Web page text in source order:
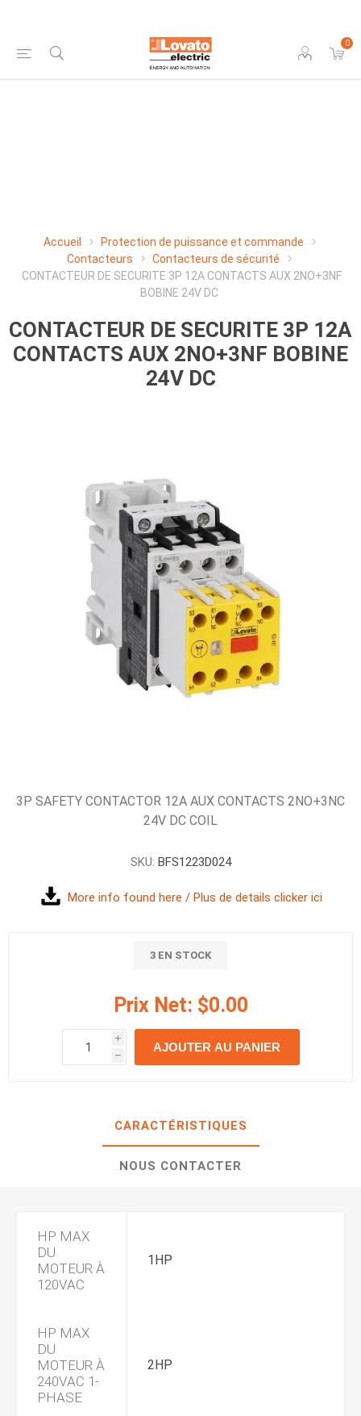
0
Accueil
Protection de puissance et commande
Contacteurs
Contacteurs de sécurité
CONTACTEUR DE SECURITE 3P 12A CONTACTS AUX 2NO+3NF
BOBINE 24V DC
CONTACTEUR DE SECURITE 3P 12A
CONTACTS AUX 2NO+3NF BOBINE
24V DC
3P SAFETY CONTACTOR 12A AUX CONTACTS 2NO+3NC
24V DC COIL
SKU: BFS1223D024
More info found here / Plus de details clicker ici
3 EN STOCK
Prix Net: $0.00
i
h
h
AJOUTER AU PANIER
CARACTÉRISTIQUES
NOUS CONTACTER
HP MAX
DU
MOTEUR À
120VAC
1HP
HP MAX
DU
MOTEUR À
240VAC 1-
PHASE
2HP